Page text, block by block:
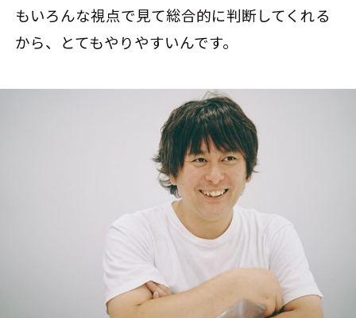
もいろんな視点で見て総合的に判断してくれる
から、とてもやりやすいんです。